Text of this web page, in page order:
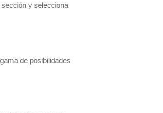
y selecciona
de posibilidades